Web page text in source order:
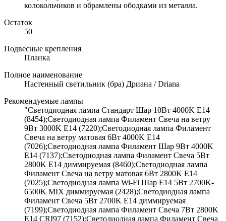
колокольчиков и обрамлены ободками из металла.
Остаток
50
Подвесные крепления
Планка
Полное наименование
Настенный светильник (бра) Дриана / Driana
Рекомендуемые лампы
"Светодиодная лампа Стандарт Шар 10Вт 4000K E14
(8454);Светодиодная лампа Филамент Свеча на ветру
9Вт 3000K E14 (7220);Светодиодная лампа Филамент
Свеча на ветру матовая 6Вт 4000K E14
(7026);Светодиодная лампа Филамент Шар 9Вт 4000K
E14 (7137);Светодиодная лампа Филамент Свеча 5Вт
2800K E14 диммируемая (8460);Светодиодная лампа
Филамент Свеча на ветру матовая 6Вт 2800K E14
(7025);Светодиодная лампа Wi-Fi Шар E14 5Вт 2700K-
6500K MIX диммируемая (2428);Светодиодная лампа
Филамент Свеча 5Вт 2700K E14 диммируемая
(7199);Светодиодная лампа Филамент Свеча 7Вт 2800K
E14 CRI97 (7152);Светодиодная лампа Филамент Свеча